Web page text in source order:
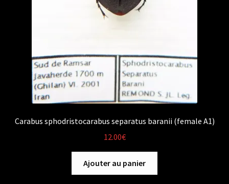
Carabus sphodristocarabus separatus baranii (female A1)
12.00€
Ajouter au panier